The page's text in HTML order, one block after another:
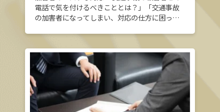
電話で気を付けるべきこととは？」「交通事故
の加害者になってしまい、対応の仕方に困って
者の方との電話対応にお困りの方へ。このペー
ジでは […]